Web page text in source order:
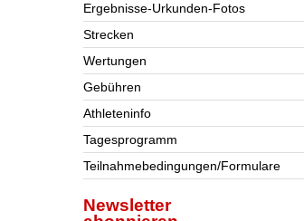
Ergebnisse-Urkunden-Fotos
Strecken
Wertungen
Gebühren
Athleteninfo
Tagesprogramm
Teilnahmebedingungen/Formulare
Newsletter